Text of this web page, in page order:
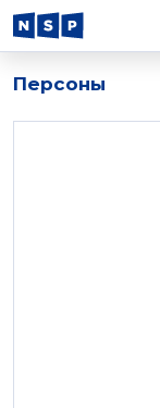
Персоны